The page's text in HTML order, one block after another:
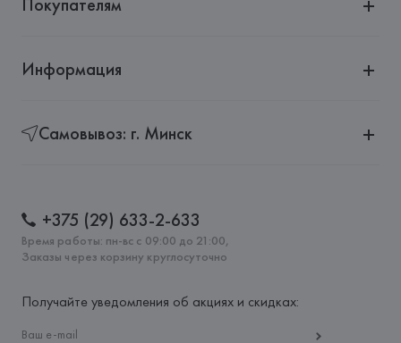
Информация
Самовывоз: г. Минск
+375 (29) 633-2-633
Время работы: пн-вс с 09:00 до 21:00,
Заказы через корзину круглосуточно
Получайте уведомления об акциях и скидках: